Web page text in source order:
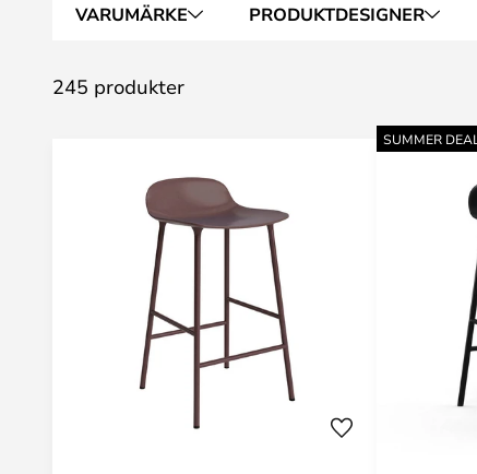
VARUMÄRKE PRODUKTDESIGNER
245 produkter
SUMMER DEAL